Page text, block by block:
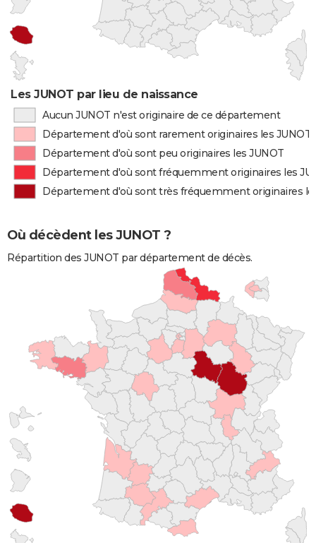
Les JUNOT par lieu de naissance
Aucun JUNOT n'est originaire de ce département
Département d'où sont rarement originaires les JUNOT
Département d'où sont peu originaires les JUNOT
Département d'où sont fréquemment originaires les
Département d'où sont très fréquemment originaires
Où décèdent les JUNOT ?
Répartition des JUNOT par département de décès.